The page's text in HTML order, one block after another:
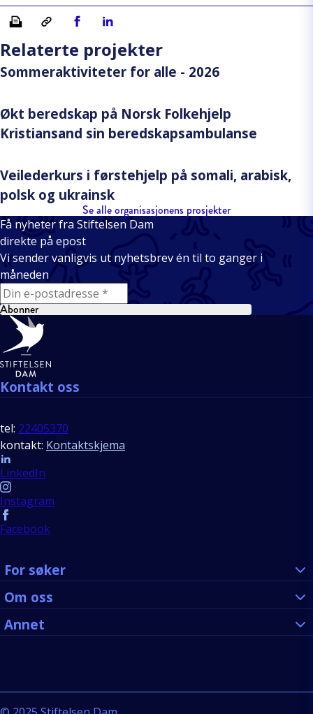
Skriv ut Kopiera länkDel på Facebook
Del på Linkedin
Relaterte projekter
Sommeraktiviteter for alle - 2026
Økt beredskap på Norsk Folkehjelp
Kristiansand sin beredskapsambulanse
Veilederkurs i førstehjelp på somali, arabisk,
polsk og ukrainsk
Se alle organisasjonens prosjekter
Få nyheter fra Stiftelsen Dam
direkte på epost
Vi sender vanligvis ut nyhetsbrev én til to ganger i
måneden
E-mail
Abonner
Bunntekst
Kontakt oss
tel: 22405370
kontakt: Kontaktskjema
Follow us
LinkedIn
Instagram
Facebook
For søker
Om oss
Annet